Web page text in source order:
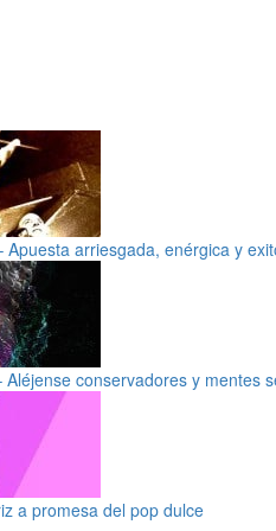
Apuesta arriesgada, enérgica y
Aléjense conservadores y mentes
a promesa del pop dulce